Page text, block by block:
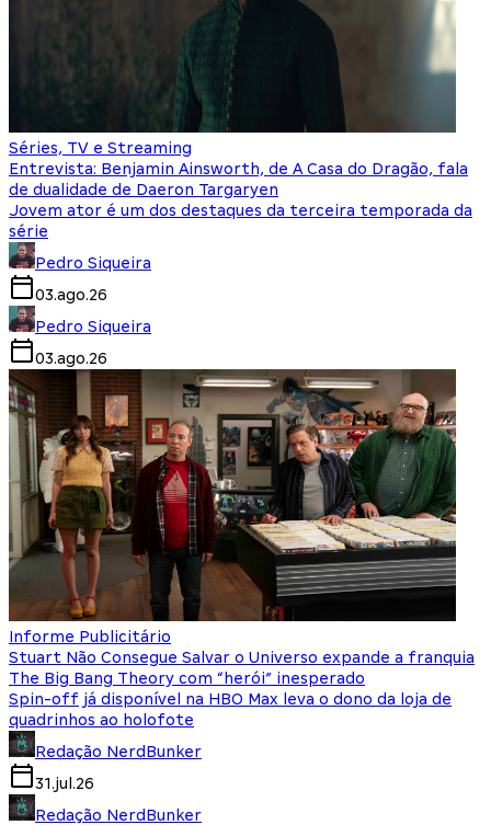
Séries, TV e Streaming
Entrevista: Benjamin Ainsworth, de A Casa do Dragão, fala
de dualidade de Daeron Targaryen
Jovem ator é um dos destaques da terceira temporada da
série
Pedro Siqueira
03.ago.26
Pedro Siqueira
03.ago.26
Informe Publicitário
Stuart Não Consegue Salvar o Universo expande a franquia
The Big Bang Theory com “herói” inesperado
Spin-off já disponível na HBO Max leva o dono da loja de
quadrinhos ao holofote
Redação NerdBunker
31.jul.26
Redação NerdBunker